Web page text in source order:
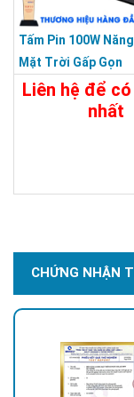
Tấm Pin 100W
Mặt Trời Gấp Gọn
Liên hệ để
nhất
CHỨNG NHẬN